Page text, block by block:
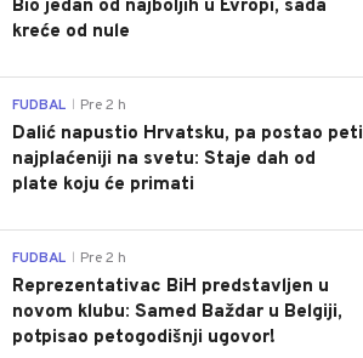
Bio jedan od najboljih u Evropi, sada
kreće od nule
FUDBAL Pre 2 h
Dalić napustio Hrvatsku, pa postao peti
najplaćeniji na svetu: Staje dah od
plate koju će primati
FUDBAL Pre 2 h
Reprezentativac BiH predstavljen u
novom klubu: Samed Baždar u Belgiji,
potpisao petogodišnji ugovor!